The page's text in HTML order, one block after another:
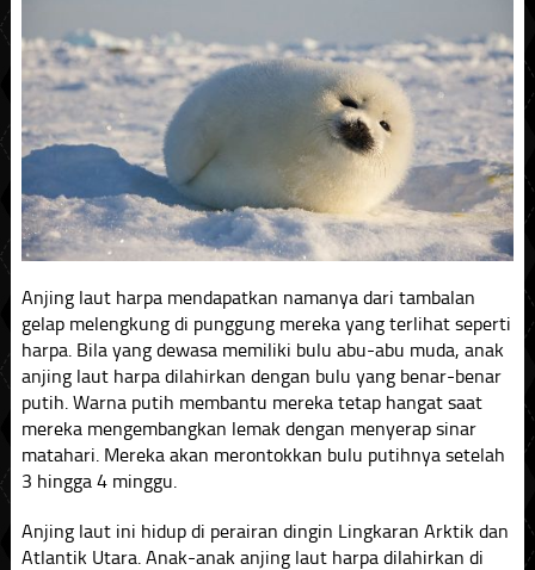
Anjing laut harpa mendapatkan namanya dari tambalan
gelap melengkung di punggung mereka yang terlihat seperti
harpa. Bila yang dewasa memiliki bulu abu-abu muda, anak
anjing laut harpa dilahirkan dengan bulu yang benar-benar
putih. Warna putih membantu mereka tetap hangat saat
mereka mengembangkan lemak dengan menyerap sinar
matahari. Mereka akan merontokkan bulu putihnya setelah
3 hingga 4 minggu.
Anjing laut ini hidup di perairan dingin Lingkaran Arktik dan
Atlantik Utara. Anak-anak anjing laut harpa dilahirkan di